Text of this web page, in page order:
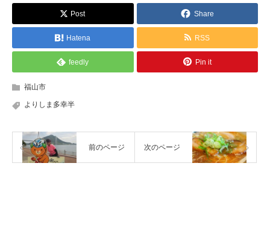
Post Share
Hatena RSS
feedly Pin it
福山市
よりしま多幸半
前のページ 次のページ